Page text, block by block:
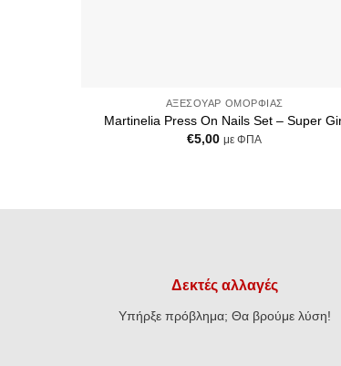
ΑΞΕΣΟΥΆΡ ΟΜΟΡΦΙΆΣ
Martinelia Press On Nails Set – Super
€5,00 με ΦΠΑ
Δεκτές αλλαγές
Υπήρξε πρόβλημα; Θα βρούμε λύση!